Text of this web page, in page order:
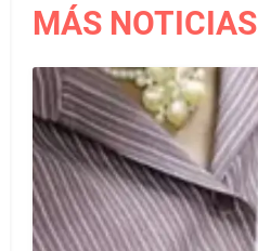
MÁS NOTICIAS